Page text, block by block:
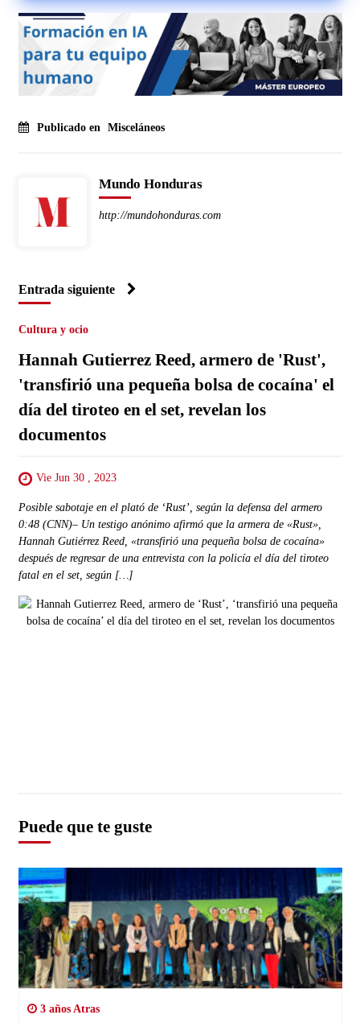
Publicado en Misceláneos
Mundo Honduras
http://mundohonduras.com
Entrada siguiente
Cultura y ocio
Hannah Gutierrez Reed, armero de 'Rust',
'transfirió una pequeña bolsa de cocaína' el
día del tiroteo en el set, revelan los
documentos
Vie Jun 30 , 2023
Posible sabotaje en el plató de ‘Rust’, según la defensa del armero
0:48 (CNN)– Un testigo anónimo afirmó que la armera de «Rust»,
Hannah Gutiérrez Reed, «transfirió una pequeña bolsa de cocaína»
después de regresar de una entrevista con la policía el día del tiroteo
fatal en el set, según […]
Puede que te guste
3 años Atras